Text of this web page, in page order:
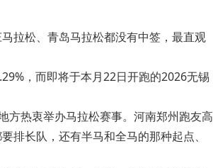
拉松、青岛马拉松都没有中签，最直观
，而即将于本月22日开跑的2026无锡
方热衷举办马拉松赛事。河南郑州跑友高
排长队，还有半马和全马的那种起点、